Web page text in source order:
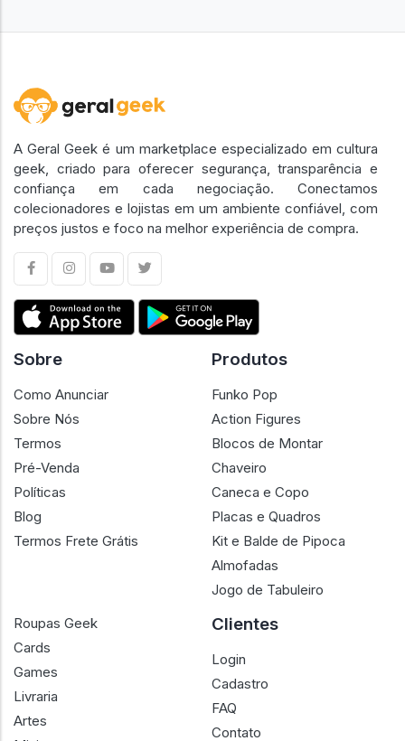
A Geral Geek é um marketplace especializado em cultura
geek, criado para oferecer segurança, transparência e
confiança em cada negociação. Conectamos
colecionadores e lojistas em um ambiente confiável, com
preços justos e foco na melhor experiência de compra.
Sobre
Como Anunciar
Sobre Nós
Termos
Pré-Venda
Políticas
Blog
Termos Frete Grátis
Produtos
Funko Pop
Action Figures
Blocos de Montar
Chaveiro
Caneca e Copo
Placas e Quadros
Kit e Balde de Pipoca
Almofadas
Jogo de Tabuleiro
Roupas Geek
Cards
Games
Livraria
Artes
Clientes
Login
Cadastro
FAQ
Contato